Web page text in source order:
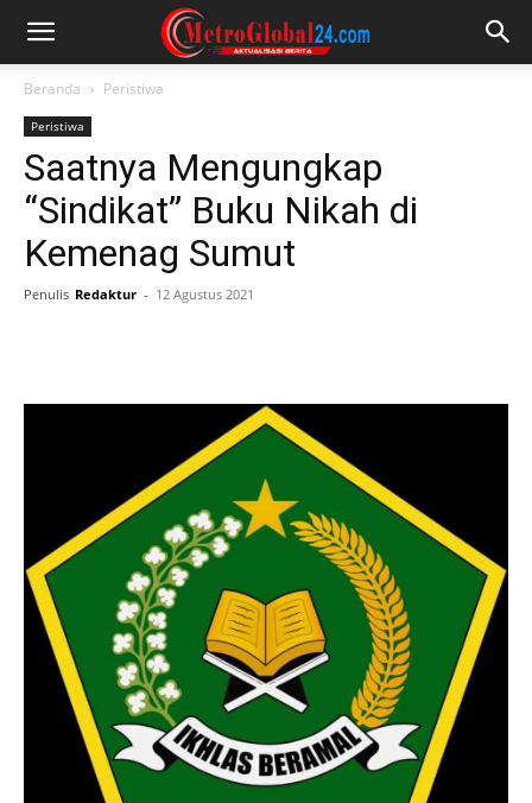
Beranda Peristiwa
Peristiwa
Saatnya Mengungkap
“Sindikat” Buku Nikah di
Kemenag Sumut
Penulis Redaktur - 12 Agustus 2021